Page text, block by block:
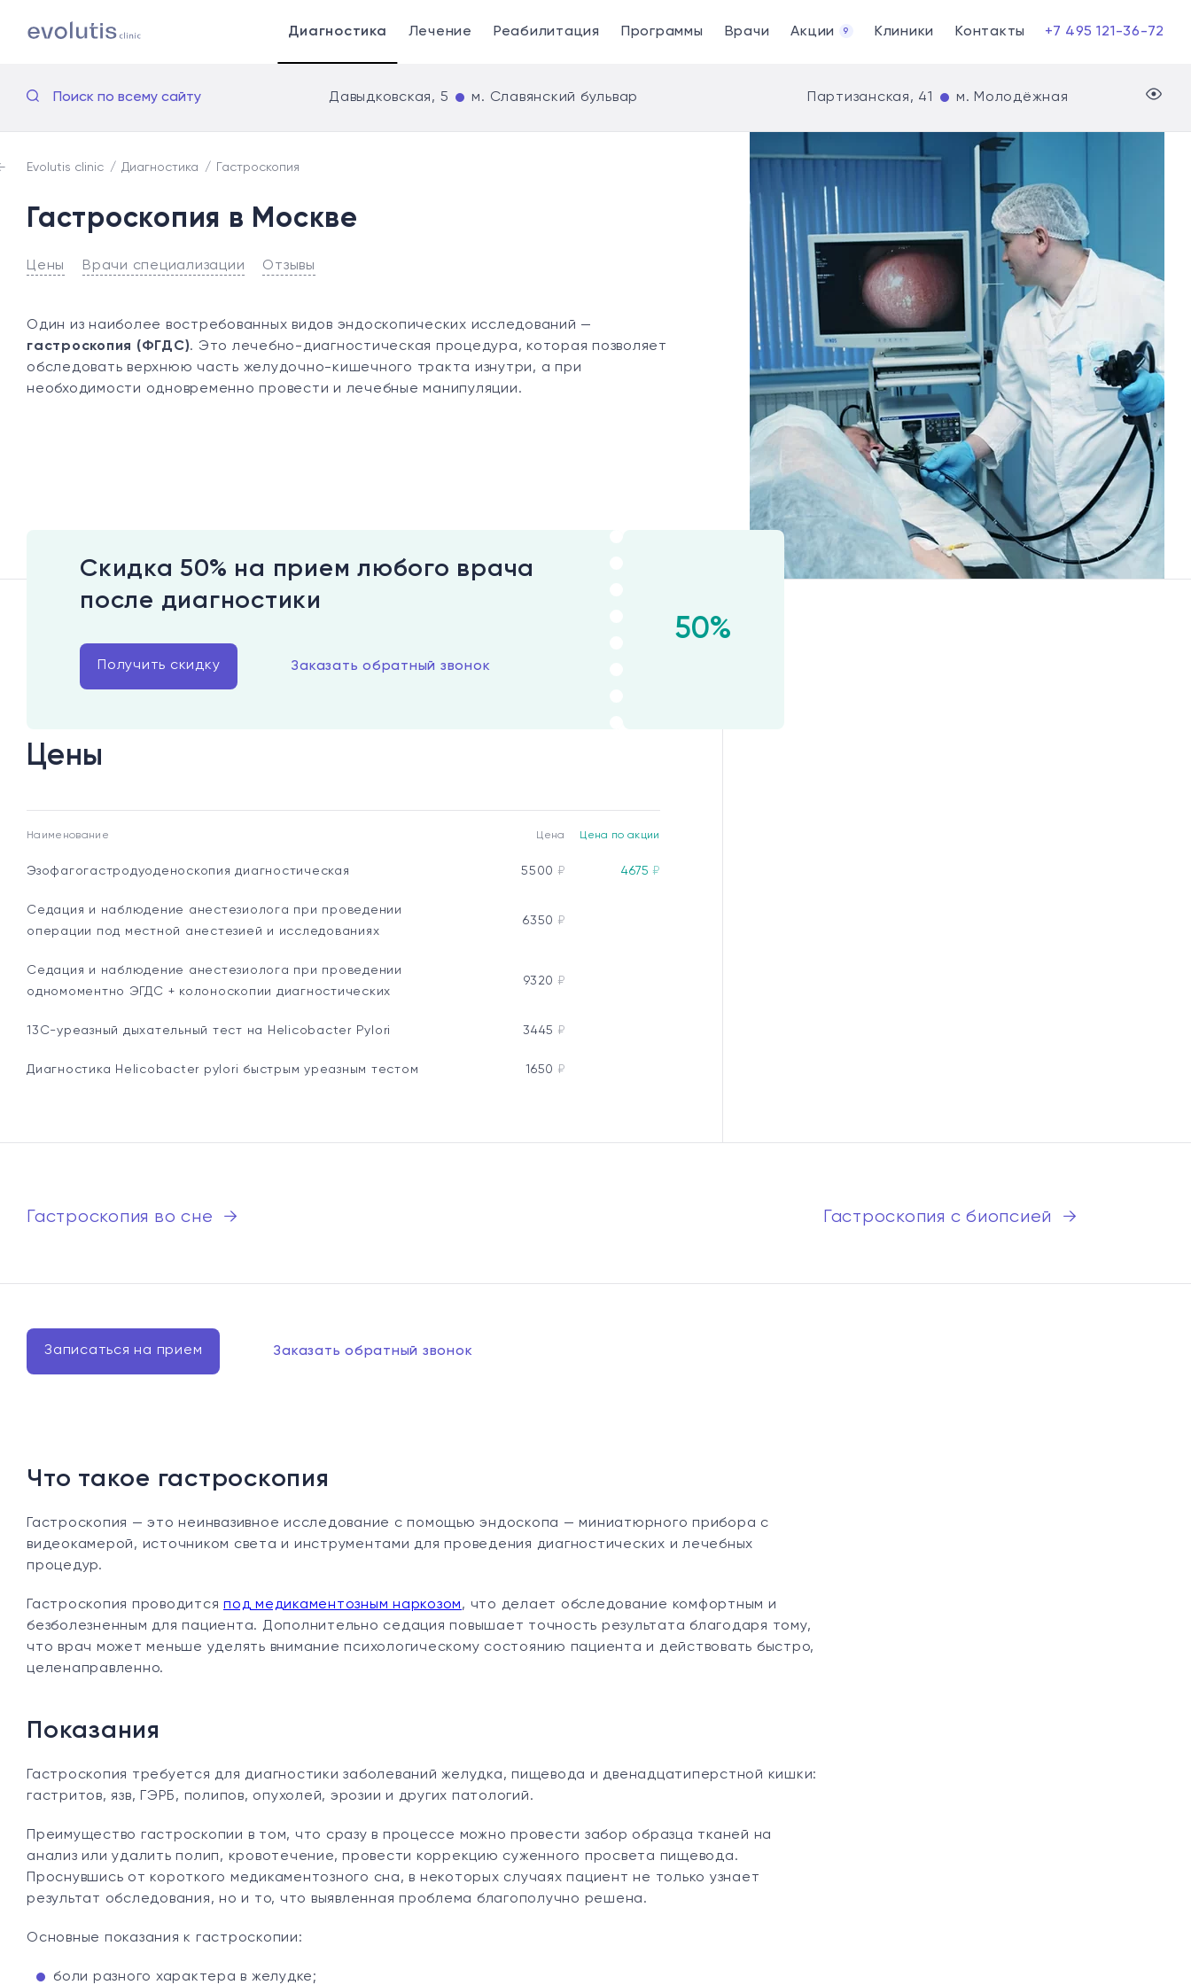
Диагностика Лечение Реабилитация Программы Врачи Акции 9 Клиники Контакты +7 495 121-36-72
Поиск по всему сайту Давыдковская, 5 м. Славянский бульвар Партизанская, 41 м. Молодёжная
Evolutis clinic Диагностика Гастроскопия
Гастроскопия в Москве
Цены Врачи специализации Отзывы
Один из наиболее востребованных видов эндоскопических исследований —
гастроскопия (ФГДС). Это лечебно-диагностическая процедура, которая позволяет
обследовать верхнюю часть желудочно-кишечного тракта изнутри, а при
необходимости одновременно провести и лечебные манипуляции.
Скидка 50% на прием любого врача
после диагностики
Получить скидку Заказать обратный звонок
50%
Цены
Наименование Цена Цена по акции
Эзофагогастродуоденоскопия диагностическая 5500 ₽ 4675 ₽
Седация и наблюдение анестезиолога при проведении
операции под местной анестезией и исследованиях
6350 ₽
Седация и наблюдение анестезиолога при проведении
одномоментно ЭГДС + колоноскопии диагностических
9320 ₽
13С-уреазный дыхательный тест на Helicobacter Pylori 3445 ₽
Диагностика Helicobacter pylori быстрым уреазным тестом 1650 ₽
Гастроскопия во сне → Гастроскопия с биопсией →
Записаться на прием Заказать обратный звонок
Что такое гастроскопия
Гастроскопия — это неинвазивное исследование с помощью эндоскопа — миниатюрного прибора с
видеокамерой, источником света и инструментами для проведения диагностических и лечебных
процедур.
Гастроскопия проводится под медикаментозным наркозом, что делает обследование комфортным и
безболезненным для пациента. Дополнительно седация повышает точность результата благодаря тому,
что врач может меньше уделять внимание психологическому состоянию пациента и действовать быстро,
целенаправленно.
Показания
Гастроскопия требуется для диагностики заболеваний желудка, пищевода и двенадцатиперстной кишки:
гастритов, язв, ГЭРБ, полипов, опухолей, эрозии и других патологий.
Преимущество гастроскопии в том, что сразу в процессе можно провести забор образца тканей на
анализ или удалить полип, кровотечение, провести коррекцию суженного просвета пищевода.
Проснувшись от короткого медикаментозного сна, в некоторых случаях пациент не только узнает
результат обследования, но и то, что выявленная проблема благополучно решена.
Основные показания к гастроскопии:
боли разного характера в желудке;